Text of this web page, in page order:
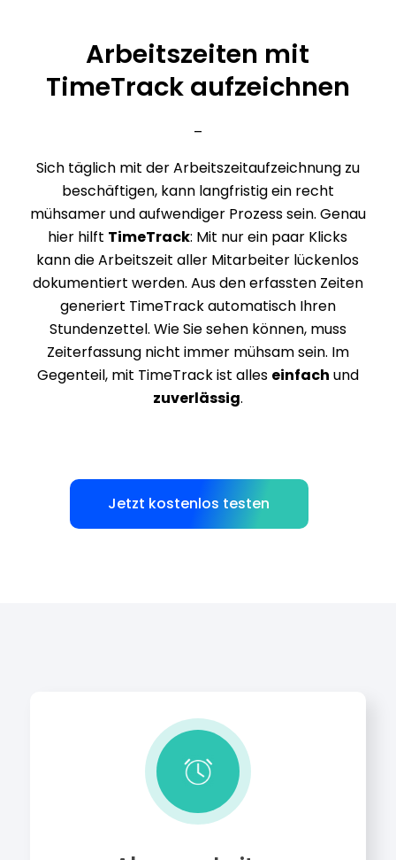
Arbeitszeiten mit
TimeTrack aufzeichnen
–
Sich täglich mit der Arbeitszeitaufzeichnung zu
beschäftigen, kann langfristig ein recht
mühsamer und aufwendiger Prozess sein. Genau
hier hilft TimeTrack: Mit nur ein paar Klicks
kann die Arbeitszeit aller Mitarbeiter lückenlos
dokumentiert werden. Aus den erfassten Zeiten
generiert TimeTrack automatisch Ihren
Stundenzettel. Wie Sie sehen können, muss
Zeiterfassung nicht immer mühsam sein. Im
Gegenteil, mit TimeTrack ist alles einfach und
zuverlässig.
Jetzt kostenlos testen